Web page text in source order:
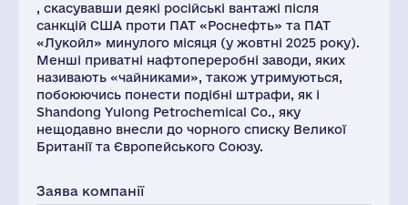
, скасувавши деякі російські вантажі після
санкцій США проти ПАТ «Роснефть» та ПАТ
«Лукойл» минулого місяця (у жовтні 2025 року).
Менші приватні нафтопереробні заводи, яких
називають «чайниками», також утримуються,
побоюючись понести подібні штрафи, як і
Shandong Yulong Petrochemical Co., яку
нещодавно внесли до чорного списку Великої
Британії та Європейського Союзу.
Заява компанії